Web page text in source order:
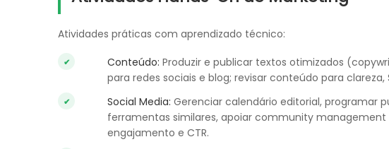
Atividades práticas com aprendizado técnico:
Conteúdo: Produzir e publicar textos otimizados
para redes sociais e blog; revisar conteúdo para clareza,
Social Media: Gerenciar calendário editorial, programar
ferramentas similares, apoiar community
engajamento e CTR.